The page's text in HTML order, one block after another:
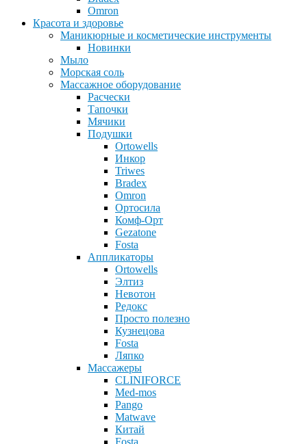
Omron
Красота и здоровье
Маникюрные и косметические инструменты
Новинки
Мыло
Морская соль
Массажное оборудование
Расчески
Тапочки
Мячики
Подушки
Ortowells
Инкор
Triwes
Bradex
Omron
Ортосила
Комф-Орт
Gezatone
Fosta
Аппликаторы
Ortowells
Элтиз
Невотон
Редокс
Просто полезно
Кузнецова
Fosta
Ляпко
Массажеры
CLINIFORCE
Med-mos
Pango
Matwave
Китай
Fosta